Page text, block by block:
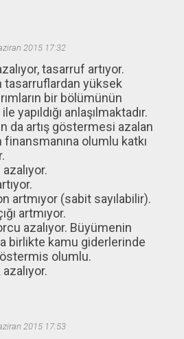
2015 17:32
tasarruf artıyor.
tasarruflardan yüksek
bir bölümünün
yapıldığı anlaşılmaktadır.
da artış göstermesi azalan
finansmanına olumlu katkı
artmıyor (sabit sayılabilir).
artmıyor.
azalıyor. Büyümenin
birlikte kamu giderlerinde
olumlu.
2015 17:53